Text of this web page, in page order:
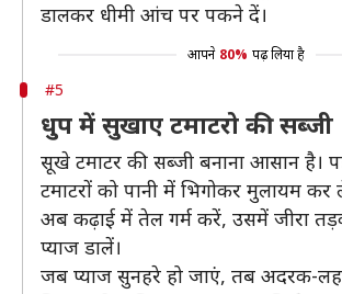
डालकर धीमी आंच पर पकने दें।
आपने 80% पढ़ लिया है
#5
धुप में सुखाए टमाटरो की सब्जी
सूखे टमाटर की सब्जी बनाना आसान है।
टमाटरों को पानी में भिगोकर मुलायम कर
अब कढ़ाई में तेल गर्म करें, उसमें जीरा
प्याज डालें।
जब प्याज सुनहरे हो जाएं, तब अदरक-